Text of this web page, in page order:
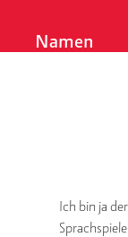
Namen
Ich bin ja